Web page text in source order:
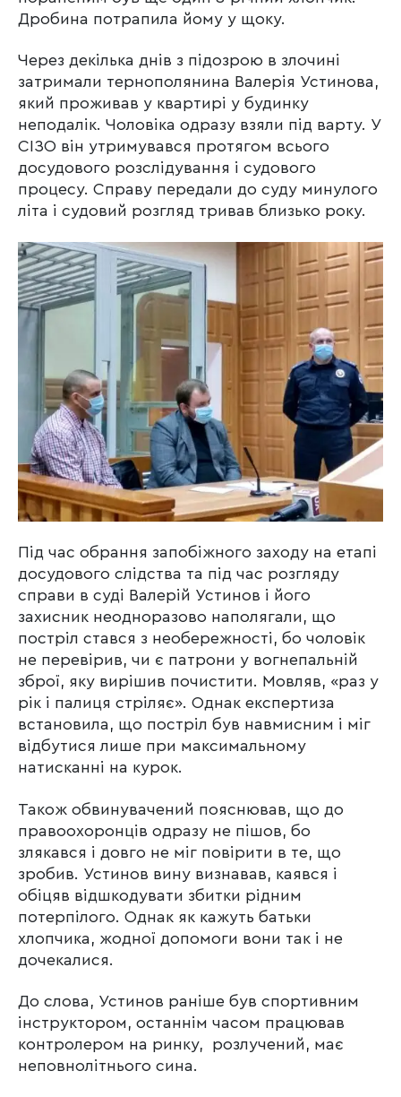
Дробина потрапила йому у щоку.
Через декілька днів з підозрою в злочині
затримали тернополянина Валерія Устинова,
який проживав у квартирі у будинку
неподалік. Чоловіка одразу взяли під варту. У
СІЗО він утримувався протягом всього
досудового розслідування і судового
процесу. Справу передали до суду минулого
літа і судовий розгляд тривав близько року.
Під час обрання запобіжного заходу на етапі
досудового слідства та під час розгляду
справи в суді Валерій Устинов і його
захисник неодноразово наполягали, що
постріл стався з необережності, бо чоловік
не перевірив, чи є патрони у вогнепальній
зброї, яку вирішив почистити. Мовляв, «раз у
рік і палиця стріляє». Однак експертиза
встановила, що постріл був навмисним і міг
відбутися лише при максимальному
натисканні на курок.
Також обвинувачений пояснював, що до
правоохоронців одразу не пішов, бо
злякався і довго не міг повірити в те, що
зробив. Устинов вину визнавав, каявся і
обіцяв відшкодувати збитки рідним
потерпілого. Однак як кажуть батьки
хлопчика, жодної допомоги вони так і не
дочекалися.
До слова, Устинов раніше був спортивним
інструктором, останнім часом працював
контролером на ринку, розлучений, має
неповнолітнього сина.